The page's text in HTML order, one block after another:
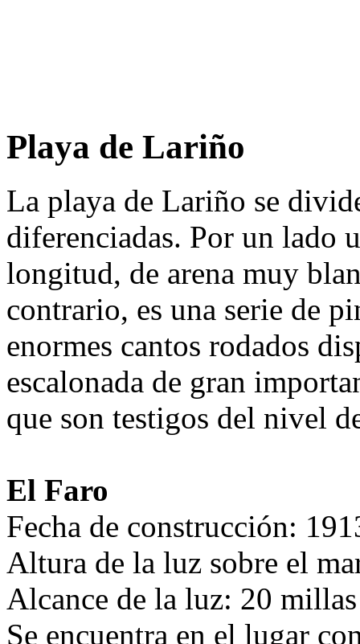
Playa de Lariño
La playa de Lariño se
diferenciadas. Por un lado
longitud, de arena muy
contrario, es una serie de
enormes cantos rodados
escalonada de gran
que son testigos del nivel
El Faro
Fecha de construcción:
Altura de la luz sobre el
Alcance de la luz: 20
Se encuentra en el lugar